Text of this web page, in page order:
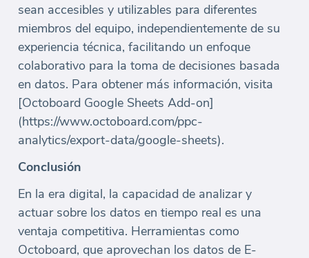
sean accesibles y utilizables para diferentes
miembros del equipo, independientemente de su
experiencia técnica, facilitando un enfoque
colaborativo para la toma de decisiones basada
en datos. Para obtener más información, visita
[Octoboard Google Sheets Add-on]
(https://www.octoboard.com/ppc-
analytics/export-data/google-sheets).
Conclusión
En la era digital, la capacidad de analizar y
actuar sobre los datos en tiempo real es una
ventaja competitiva. Herramientas como
Octoboard, que aprovechan los datos de E-